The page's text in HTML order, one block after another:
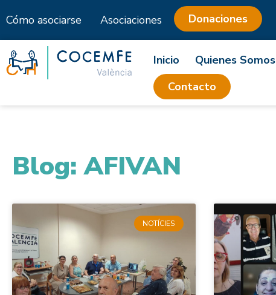
al
contenido
Cómo asociarse Asociaciones Donaciones
Inicio Quienes Somos
Contacto
Blog: AFIVAN
NOTÍCIES